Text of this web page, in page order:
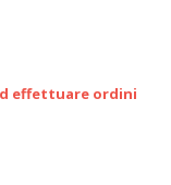
effettuare ordini